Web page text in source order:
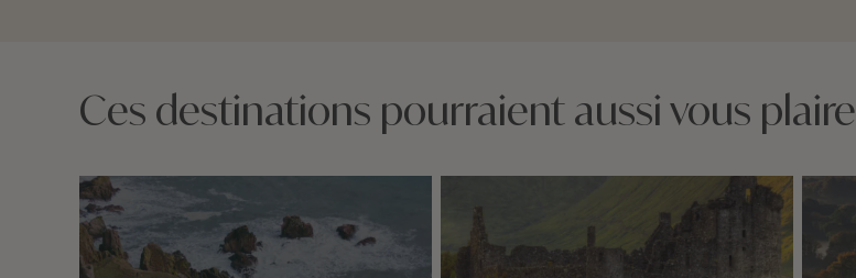
Ces destinations pourraient aussi vous plaire